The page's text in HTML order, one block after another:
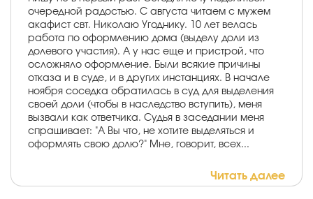
очередной радостью. С августа читаем с мужем
акафист свт. Николаю Угоднику. 10 лет велась
работа по оформлению дома (выделу доли из
долевого участия). А у нас еще и пристрой, что
осложняло оформление. Были всякие причины
отказа и в суде, и в других инстанциях. В начале
ноября соседка обратилась в суд для выделения
своей доли (чтобы в наследство вступить), меня
вызвали как ответчика. Судья в заседании меня
спрашивает: "А Вы что, не хотите выделяться и
оформлять свою долю?" Мне, говорит, всех...
Читать далее